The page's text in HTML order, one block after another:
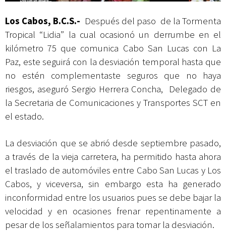
Los Cabos, B.C.S.- Después del paso de la Tormenta
Tropical “Lidia” la cual ocasionó un derrumbe en el
kilómetro 75 que comunica Cabo San Lucas con La
Paz, este seguirá con la desviación temporal hasta que
no estén complementaste seguros que no haya
riesgos, aseguró Sergio Herrera Concha, Delegado de
la Secretaria de Comunicaciones y Transportes SCT en
el estado.
La desviación que se abrió desde septiembre pasado,
a través de la vieja carretera, ha permitido hasta ahora
el traslado de automóviles entre Cabo San Lucas y Los
Cabos, y viceversa, sin embargo esta ha generado
inconformidad entre los usuarios pues se debe bajar la
velocidad y en ocasiones frenar repentinamente a
pesar de los señalamientos para tomar la desviación.